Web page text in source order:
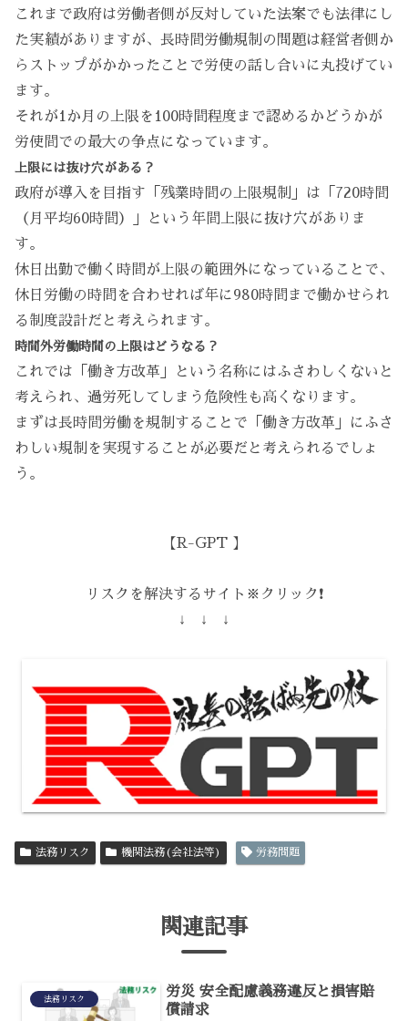
これまで政府は労働者側が反対していた法案でも法律にし
た実績がありますが、長時間労働規制の問題は経営者側か
らストップがかかったことで労使の話し合いに丸投げてい
ます。
それが1か月の上限を100時間程度まで認めるかどうかが
労使間での最大の争点になっています。
上限には抜け穴がある？
政府が導入を目指す「残業時間の上限規制」は「720時間
（月平均60時間）」という年間上限に抜け穴がありま
す。
休日出勤で働く時間が上限の範囲外になっていることで、
休日労働の時間を合わせれば年に980時間まで働かせられ
る制度設計だと考えられます。
時間外労働時間の上限はどうなる？
これでは「働き方改革」という名称にはふさわしくないと
考えられ、過労死してしまう危険性も高くなります。
まずは長時間労働を規制することで「働き方改革」にふさ
わしい規制を実現することが必要だと考えられるでしょ
う。
【R-GPT 】
リスクを解決するサイト※クリック❗️
↓ ↓ ↓
法務リスク 機関法務(会社法等) 労務問題
関連記事
法務リスク
労災 安全配慮義務違反と損害賠
償請求